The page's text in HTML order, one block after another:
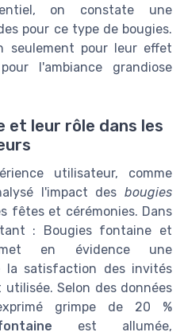
on constate une
pour ce type de bougies.
seulement pour leur effet
l'ambiance grandiose
et leur rôle dans les
utilisateur, comme
l'impact des bougies
fêtes et cérémonies. Dans
: Bougies fontaine et
en évidence une
la satisfaction des invités
Selon des données
grimpe de 20 %
est allumée,